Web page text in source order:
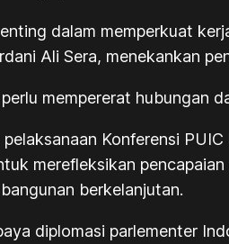
dalam memperkuat
Ali Sera, menekankan
mempererat hubungan
Konferensi
merefleksikan
berkelanjutan.
diplomasi parlementer